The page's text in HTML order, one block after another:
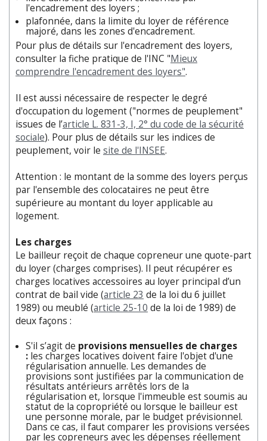
l'encadrement des loyers ;
plafonnée, dans la limite du loyer de référence
majoré, dans les zones d'encadrement.
Pour plus de détails sur l'encadrement des loyers,
consulter la fiche pratique de l'INC "Mieux
comprendre l'encadrement des loyers".
Il est aussi nécessaire de respecter le degré
d'occupation du logement ("normes de peuplement"
issues de l’article L. 831-3, I, 2° du code de la sécurité
sociale). Pour plus de détails sur les indices de
peuplement, voir le site de l'INSEE.
Attention : le montant de la somme des loyers perçus
par l'ensemble des colocataires ne peut être
supérieure au montant du loyer applicable au
logement.
Les charges
Le bailleur reçoit de chaque copreneur une quote-part
du loyer (charges comprises). Il peut récupérer es
charges locatives accessoires au loyer principal d’un
contrat de bail vide (article 23 de la loi du 6 juillet
1989) ou meublé (article 25-10 de la loi de 1989) de
deux façons :
S'il s’agit de provisions mensuelles de charges
: les charges locatives doivent faire l'objet d'une
régularisation annuelle. Les demandes de
provisions sont justifiées par la communication de
résultats antérieurs arrêtés lors de la
régularisation et, lorsque l'immeuble est soumis au
statut de la copropriété ou lorsque le bailleur est
une personne morale, par le budget prévisionnel.
Dans ce cas, il faut comparer les provisions versées
par les copreneurs avec les dépenses réellement